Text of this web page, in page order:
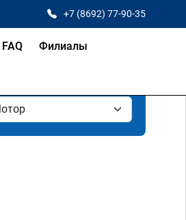
+7 (8692) 77-90-35
FAQ Филиалы